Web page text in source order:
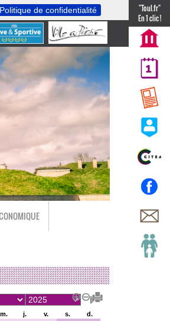
Politique de confidentialité
"Toul.fr"
En 1 clic !
m. j. v. s.
d.